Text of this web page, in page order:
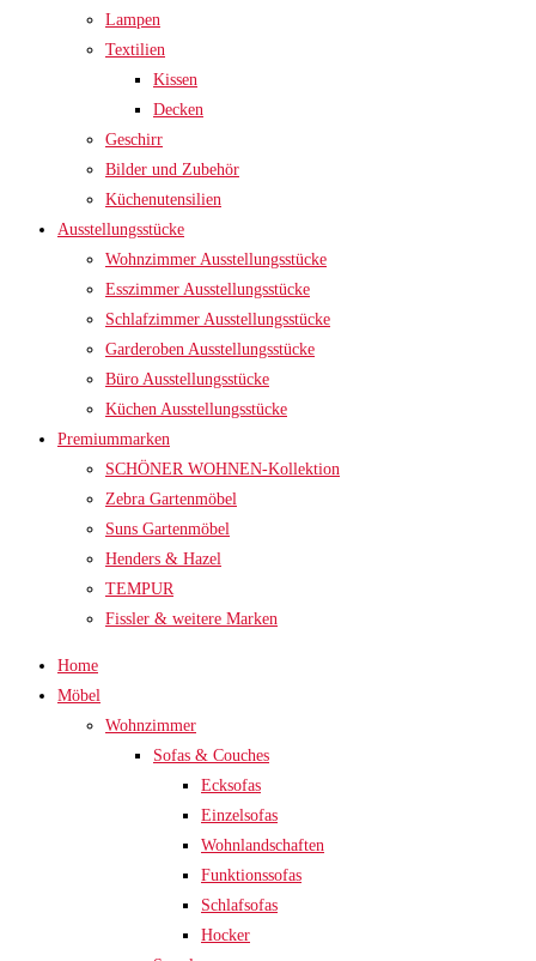
Lampen
Textilien
Kissen
Decken
Geschirr
Bilder und Zubehör
Küchenutensilien
Ausstellungsstücke
Wohnzimmer Ausstellungsstücke
Esszimmer Ausstellungsstücke
Schlafzimmer Ausstellungsstücke
Garderoben Ausstellungsstücke
Büro Ausstellungsstücke
Küchen Ausstellungsstücke
Premiummarken
SCHÖNER WOHNEN-Kollektion
Zebra Gartenmöbel
Suns Gartenmöbel
Henders & Hazel
TEMPUR
Fissler & weitere Marken
Home
Möbel
Wohnzimmer
Sofas & Couches
Ecksofas
Einzelsofas
Wohnlandschaften
Funktionssofas
Schlafsofas
Hocker